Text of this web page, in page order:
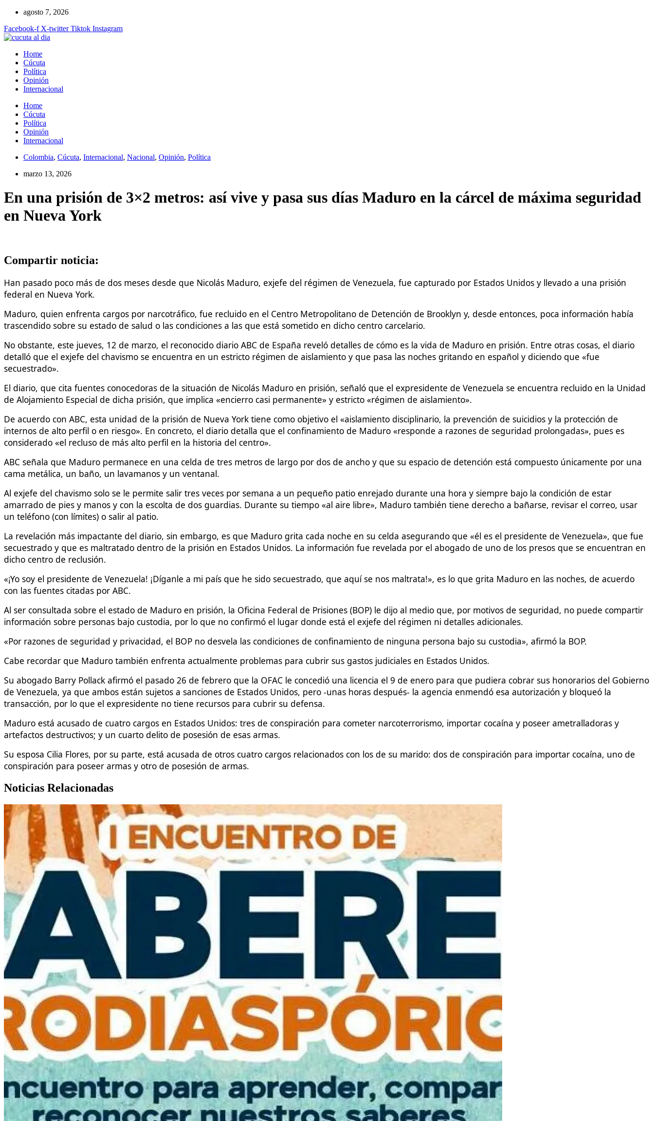
contenido
agosto 7, 2026
Facebook-f X-twitter Tiktok Instagram
Home
Cúcuta
Política
Opinión
Internacional
Home
Cúcuta
Política
Opinión
Internacional
Colombia, Cúcuta, Internacional, Nacional, Opinión, Política
marzo 13, 2026
En una prisión de 3×2 metros: así vive y pasa sus días Maduro en la cárcel de máxima seguridad
en Nueva York
Compartir noticia:
Han pasado poco más de dos meses desde que Nicolás Maduro, exjefe del régimen de Venezuela, fue capturado por Estados Unidos y llevado a una prisión
federal en Nueva York.
Maduro, quien enfrenta cargos por narcotráfico, fue recluido en el Centro Metropolitano de Detención de Brooklyn y, desde entonces, poca información había
trascendido sobre su estado de salud o las condiciones a las que está sometido en dicho centro carcelario.
No obstante, este jueves, 12 de marzo, el reconocido diario ABC de España reveló detalles de cómo es la vida de Maduro en prisión. Entre otras cosas, el diario
detalló que el exjefe del chavismo se encuentra en un estricto régimen de aislamiento y que pasa las noches gritando en español y diciendo que «fue
secuestrado».
El diario, que cita fuentes conocedoras de la situación de Nicolás Maduro en prisión, señaló que el expresidente de Venezuela se encuentra recluido en la Unidad
de Alojamiento Especial de dicha prisión, que implica «encierro casi permanente» y estricto «régimen de aislamiento».
De acuerdo con ABC, esta unidad de la prisión de Nueva York tiene como objetivo el «aislamiento disciplinario, la prevención de suicidios y la protección de
internos de alto perfil o en riesgo». En concreto, el diario detalla que el confinamiento de Maduro «responde a razones de seguridad prolongadas», pues es
considerado «el recluso de más alto perfil en la historia del centro».
ABC señala que Maduro permanece en una celda de tres metros de largo por dos de ancho y que su espacio de detención está compuesto únicamente por una
cama metálica, un baño, un lavamanos y un ventanal.
Al exjefe del chavismo solo se le permite salir tres veces por semana a un pequeño patio enrejado durante una hora y siempre bajo la condición de estar
amarrado de pies y manos y con la escolta de dos guardias. Durante su tiempo «al aire libre», Maduro también tiene derecho a bañarse, revisar el correo, usar
un teléfono (con límites) o salir al patio.
La revelación más impactante del diario, sin embargo, es que Maduro grita cada noche en su celda asegurando que «él es el presidente de Venezuela», que fue
secuestrado y que es maltratado dentro de la prisión en Estados Unidos. La información fue revelada por el abogado de uno de los presos que se encuentran en
dicho centro de reclusión.
«¡Yo soy el presidente de Venezuela! ¡Díganle a mi país que he sido secuestrado, que aquí se nos maltrata!», es lo que grita Maduro en las noches, de acuerdo
con las fuentes citadas por ABC.
Al ser consultada sobre el estado de Maduro en prisión, la Oficina Federal de Prisiones (BOP) le dijo al medio que, por motivos de seguridad, no puede compartir
información sobre personas bajo custodia, por lo que no confirmó el lugar donde está el exjefe del régimen ni detalles adicionales.
«Por razones de seguridad y privacidad, el BOP no desvela las condiciones de confinamiento de ninguna persona bajo su custodia», afirmó la BOP.
Cabe recordar que Maduro también enfrenta actualmente problemas para cubrir sus gastos judiciales en Estados Unidos.
Su abogado Barry Pollack afirmó el pasado 26 de febrero que la OFAC le concedió una licencia el 9 de enero para que pudiera cobrar sus honorarios del Gobierno
de Venezuela, ya que ambos están sujetos a sanciones de Estados Unidos, pero -unas horas después- la agencia enmendó esa autorización y bloqueó la
transacción, por lo que el expresidente no tiene recursos para cubrir su defensa.
Maduro está acusado de cuatro cargos en Estados Unidos: tres de conspiración para cometer narcoterrorismo, importar cocaína y poseer ametralladoras y
artefactos destructivos; y un cuarto delito de posesión de esas armas.
Su esposa Cilia Flores, por su parte, está acusada de otros cuatro cargos relacionados con los de su marido: dos de conspiración para importar cocaína, uno de
conspiración para poseer armas y otro de posesión de armas.
Noticias Relacionadas